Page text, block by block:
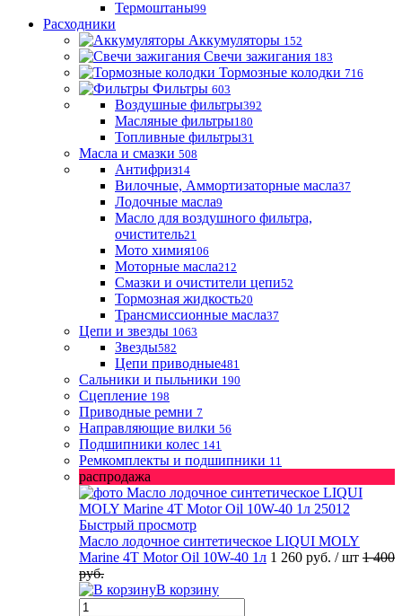
Термоштаны99
Расходники
Аккумуляторы 152
Свечи зажигания 183
Тормозные колодки 716
Фильтры 603
Воздушные фильтры392
Масляные фильтры180
Топливные фильтры31
Масла и смазки 508
Антифриз14
Вилочные, Аммортизаторные масла37
Лодочные масла9
Масло для воздушного фильтра,
очиститель21
Мото химия106
Моторные масла212
Смазки и очистители цепи52
Тормозная жидкость20
Трансмиссионные масла37
Цепи и звезды 1063
Звезды582
Цепи приводные481
Сальники и пыльники 190
Сцепление 198
Приводные ремни 7
Направляющие вилки 56
Подшипники колес 141
Ремкомплекты и подшипники 11
распродажа
Быстрый просмотр
Масло лодочное синтетическое LIQUI MOLY
Marine 4T Motor Oil 10W-40 1л 1 260 руб. / шт 1 400
руб.
В корзину